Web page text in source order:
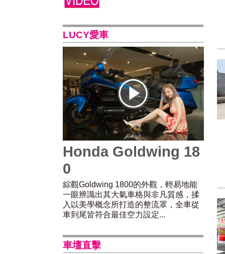
LUCY愛車
Honda Goldwing 18
0
綜觀Goldwing 1800的外觀，輕易地能
一眼辨識出其大氣車格與非凡質感，揉
入以美學概念所打造的整流罩，全車從
車到尾皆符合最佳空力設定...
車壇直擊